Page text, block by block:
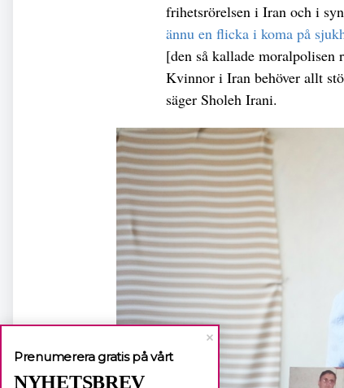
frihetsrörelsen i Iran och i
ännu en flicka i koma på
[den så kallade moralpolisen
Kvinnor i Iran behöver allt
säger Sholeh Irani.
Prenumerera gratis på vårt
NYHETSBREV